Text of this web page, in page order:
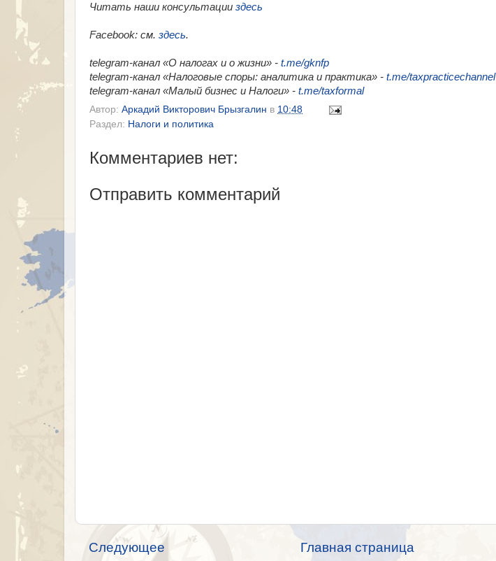
Читать наши консультации здесь
Facebook: см. здесь.
telegram-канал «О налогах и о жизни» - t.me/gknfp
telegram-канал «Налоговые споры: аналитика и практика» - t.me/taxpracticechannel
telegram-канал «Малый бизнес и Налоги» - t.me/taxformal
Автор: Аркадий Викторович Брызгалин в 10:48
Раздел: Налоги и политика
Комментариев нет:
Отправить комментарий
Следующее Главная страница